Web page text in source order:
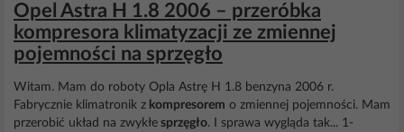
Opel Astra H 1.8 2006 – przeróbka
kompresora klimatyzacji ze zmiennej
pojemności na sprzęgło
Witam. Mam do roboty Opla Astrę H 1.8 benzyna 2006 r.
Fabrycznie klimatronik z kompresorem o zmiennej pojemności. Mam
przerobić układ na zwykłe sprzęgło. I sprawa wygląda tak... 1-